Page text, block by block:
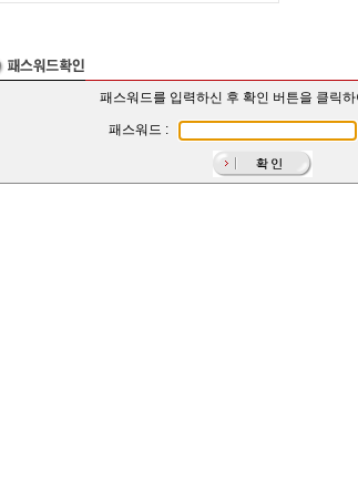
패스워드를 입력하신 후 확인 버튼을 클릭
패스워드 :